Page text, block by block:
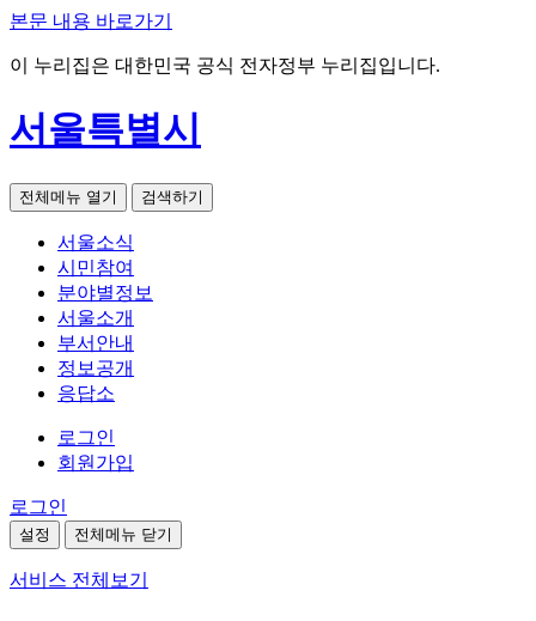
본문 내용 바로가기
이 누리집은 대한민국 공식 전자정부 누리집입니다.
서울특별시
전체메뉴 열기 검색하기
서울소식
시민참여
분야별정보
서울소개
부서안내
정보공개
응답소
로그인
회원가입
로그인
설정 전체메뉴 닫기
서비스 전체보기